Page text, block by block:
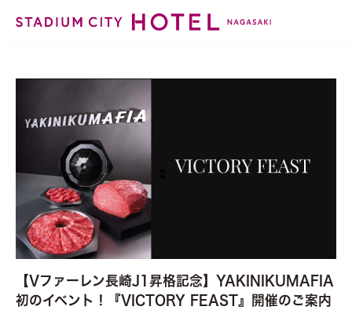
【Vファーレン長崎J1昇格記念】YAKINIKUMAFIA
初のイベント！『VICTORY FEAST』開催のご案内